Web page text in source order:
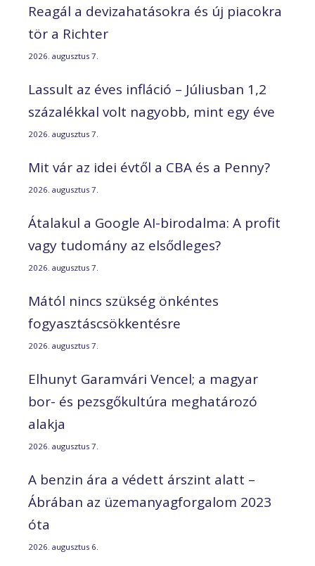
Reagál a devizahatásokra és új piacokra
tör a Richter
2026. augusztus 7.
Lassult az éves infláció – Júliusban 1,2
százalékkal volt nagyobb, mint egy éve
2026. augusztus 7.
Mit vár az idei évtől a CBA és a Penny?
2026. augusztus 7.
Átalakul a Google AI-birodalma: A profit
vagy tudomány az elsődleges?
2026. augusztus 7.
Mától nincs szükség önkéntes
fogyasztáscsökkentésre
2026. augusztus 7.
Elhunyt Garamvári Vencel; a magyar
bor- és pezsgőkultúra meghatározó
alakja
2026. augusztus 7.
A benzin ára a védett árszint alatt –
Ábrában az üzemanyagforgalom 2023
óta
2026. augusztus 6.